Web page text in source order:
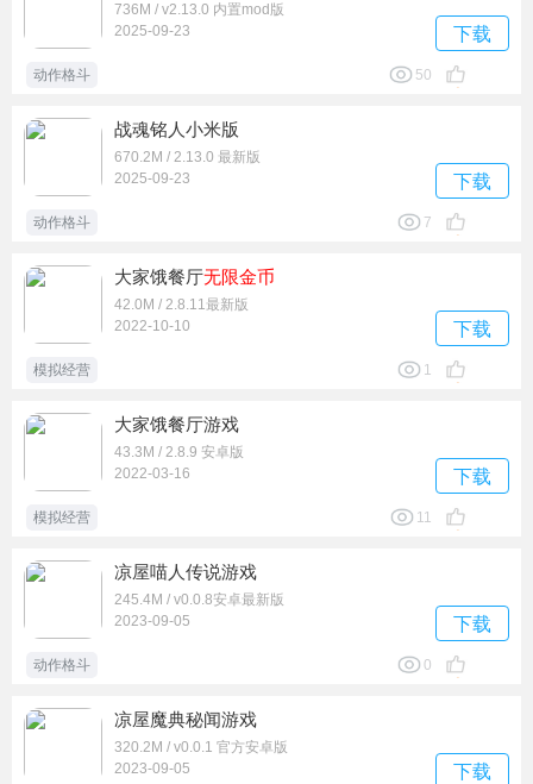
736M / v2.13.0 内置mod版
2025-09-23
下载
动作格斗 50
战魂铭人小米版
670.2M / 2.13.0 最新版
2025-09-23
下载
动作格斗 7
大家饿餐厅无限金币
42.0M / 2.8.11最新版
2022-10-10
下载
模拟经营 1
大家饿餐厅游戏
43.3M / 2.8.9 安卓版
2022-03-16
下载
模拟经营 11
凉屋喵人传说游戏
245.4M / v0.0.8安卓最新版
2023-09-05
下载
动作格斗 0
凉屋魔典秘闻游戏
320.2M / v0.0.1 官方安卓版
2023-09-05
下载